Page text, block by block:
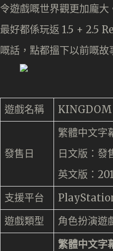
令遊戲嘅世界觀更加龐大
最好都係玩返 1.5 + 2.5
嘅話，點都搵下以前嘅故
遊戲名稱
發售日
繁體中文字
日文版：發
英文版：
支援平台
遊戲類型
角色扮演遊
繁體中文字